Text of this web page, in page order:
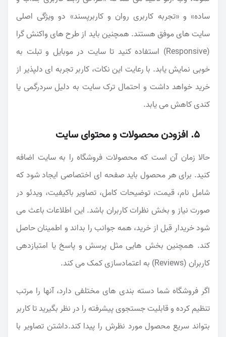
ساده» و «تجربه کاربری روان و کاربرپسند» دو ویژگی اصلی
سایت های موفق هستند. همچنین باید از طرح های واکنش گرا
(Responsive) استفاده کنید تا سایت در موبایل و تبلت به
خوبی نمایش یابد. با رعایت این نکات، کاربر تجربه ای دلپذیر از
خرید خواهد داشت و احتمال ترک سایت به دلیل سردرگمی یا
کندی کاهش می یابد.
۵. افزودن محصولات و محتوای سایت
حالا زمان آن است که محصولات فروشگاه را به سایت اضافه
کنید. برای هر محصول باید صفحه ای اختصاصی ایجاد شود که
شامل نام، قیمت، توضیحات کامل، تصاویر باکیفیت، ویدئو در
صورت نیاز و بخش نظرات کاربران باشد. این اطلاعات باعث می
شود خریدار قبل از خرید، همه جوانب را بداند و اطمینان حاصل
کند. همچنین بخش هایی مثل پرسش و پاسخ یا امتیازدهی
کاربران (Reviews) به اعتمادسازی کمک می کند.
اگر فروشگاه شما دسته بندی های مختلفی دارد، آنها را مرتب
تنظیم کرده و قابلیت جستجوی پیشرفته را در نظر بگیرید تا کاربر
بتواند سریع محصول مورد نظرش را پیدا کند.داشتن تصاویر با